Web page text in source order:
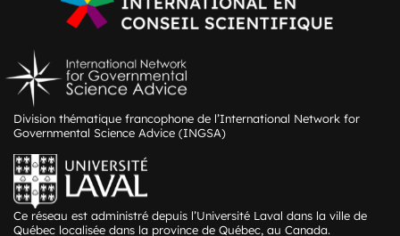
Division thématique francophone de l’International Network for
Governmental Science Advice (INGSA)
Ce réseau est administré depuis l’Université Laval dans la ville de
Québec localisée dans la province de Québec, au Canada.